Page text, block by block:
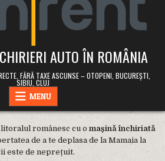
AUTO ÎN ROMÂNIA
FĂRĂ TAXE ASCUNSE – OTOPENI, BUCUREȘTI,
SIBIU, CLUJ
MENU
litoralul românesc cu omașină închiriată
de a te deplasa de la Mamaia la
este de neprețuit.